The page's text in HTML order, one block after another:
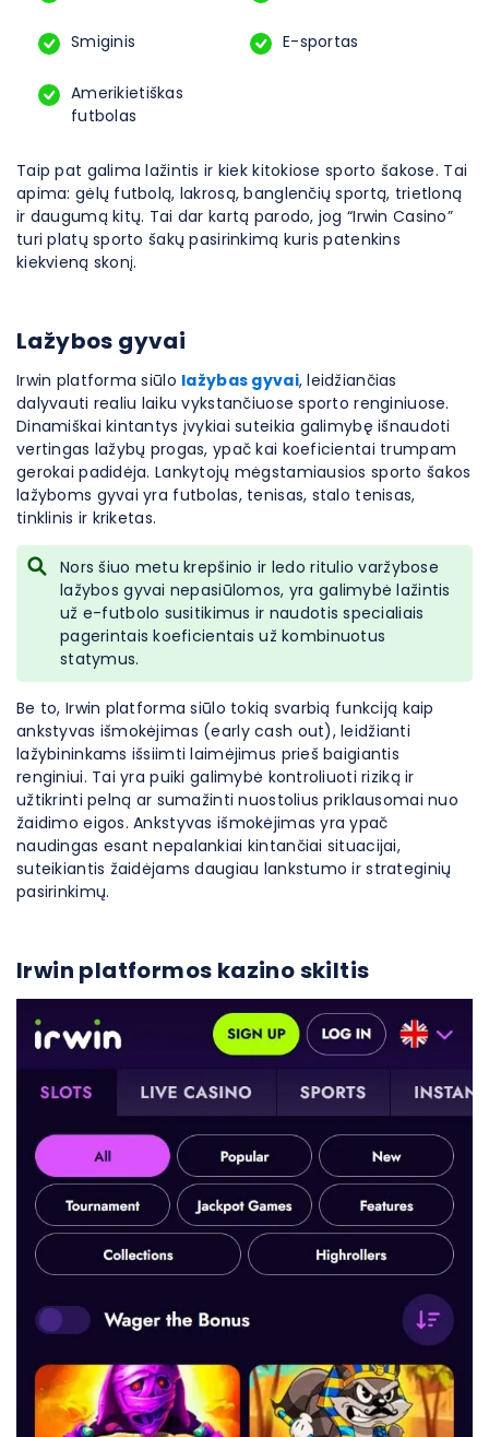
Smiginis E-sportas
Amerikietiškas
futbolas
Taip pat galima lažintis ir kiek kitokiose sporto šakose. Tai
apima: gėlų futbolą, lakrosą, banglenčių sportą, trietloną
ir daugumą kitų. Tai dar kartą parodo, jog “Irwin Casino”
turi platų sporto šakų pasirinkimą kuris patenkins
kiekvieną skonį.
Lažybos gyvai
Irwin platforma siūlo lažybas gyvai, leidžiančias
dalyvauti realiu laiku vykstančiuose sporto renginiuose.
Dinamiškai kintantys įvykiai suteikia galimybę išnaudoti
vertingas lažybų progas, ypač kai koeficientai trumpam
gerokai padidėja. Lankytojų mėgstamiausios sporto šakos
lažyboms gyvai yra futbolas, tenisas, stalo tenisas,
tinklinis ir kriketas.
Nors šiuo metu krepšinio ir ledo ritulio varžybose
lažybos gyvai nepasiūlomos, yra galimybė lažintis
už e-futbolo susitikimus ir naudotis specialiais
pagerintais koeficientais už kombinuotus
statymus.
Be to, Irwin platforma siūlo tokią svarbią funkciją kaip
ankstyvas išmokėjimas (early cash out), leidžianti
lažybininkams išsiimti laimėjimus prieš baigiantis
renginiui. Tai yra puiki galimybė kontroliuoti riziką ir
užtikrinti pelną ar sumažinti nuostolius priklausomai nuo
žaidimo eigos. Ankstyvas išmokėjimas yra ypač
naudingas esant nepalankiai kintančiai situacijai,
suteikiantis žaidėjams daugiau lankstumo ir strateginių
pasirinkimų.
Irwin platformos kazino skiltis